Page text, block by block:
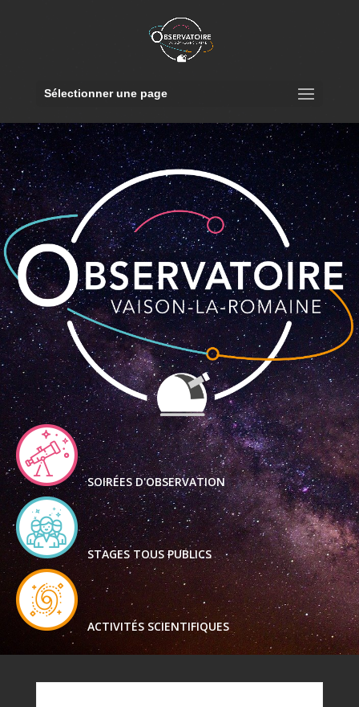
Sélectionner une page
SOIRÉES D'OBSERVATION
STAGES TOUS PUBLICS
ACTIVITÉS SCIENTIFIQUES